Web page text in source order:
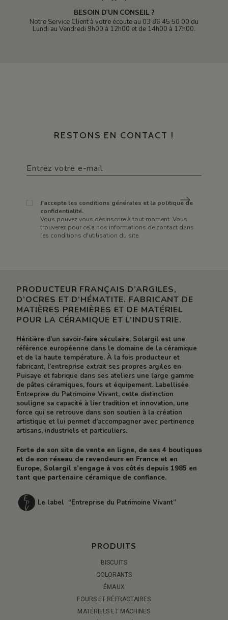
BESOIN D'UN CONSEIL ?
Notre Service Client à votre écoute au 03 86 45 50 00 du
Lundi au Vendredi 9h00 à 12h00 et de 14h00 à 17h00.
RESTONS EN CONTACT !
J'accepte les conditions générales et la politique de
confidentialité.
Vous pouvez vous désinscrire à tout moment. Vous
trouverez pour cela nos informations de contact dans
les conditions d'utilisation du site.
PRODUCTEUR FRANÇAIS D’ARGILES,
D’OCRES ET D’HÉMATITE. FABRICANT DE
MATIÈRES PREMIÈRES ET DE MATÉRIEL
POUR LA CÉRAMIQUE ET L’INDUSTRIE.
Héritière d’un savoir-faire séculaire, Solargil est une
référence européenne dans le domaine de la céramique
et de la haute température. À la fois producteur et
fabricant, l’entreprise extrait ses propres argiles en
Puisaye et fabrique dans ses ateliers une large gamme
de pâtes céramiques, fours et équipement. Labellisée
Entreprise du Patrimoine Vivant, cette distinction
souligne sa capacité à lier tradition et innovation, une
force qui se retrouve dans son soutien à la création
artistique et lui permet d’accompagner avec pertinence
artisans, industriels et particuliers.
Forte de son site de vente en ligne, de ses 4 boutiques
et de son réseau de revendeurs en France et en
Europe, Solargil s’engage à vos côtés depuis 1985 en
tant que partenaire céramique de confiance.
Le label “Entreprise du Patrimoine Vivant”
PRODUITS
BISCUITS
COLORANTS
ÉMAUX
FOURS ET RÉFRACTAIRES
MATÉRIELS ET MACHINES